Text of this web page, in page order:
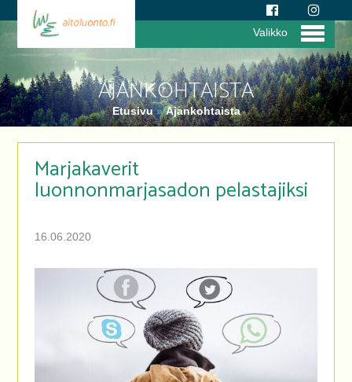
AJANKOHTAISTA
Etusivu»Ajankohtaista
Valikko
Marjakaverit
luonnonmarjasadon pelastajiksi
16.06.2020